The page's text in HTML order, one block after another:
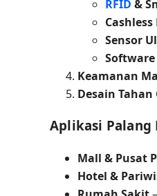
RFID &
Sensor
Software
Keamanan
Desain Tahan
Aplikasi Palang
Mall & Pusat
Hotel &